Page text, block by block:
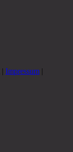
| Impressum |